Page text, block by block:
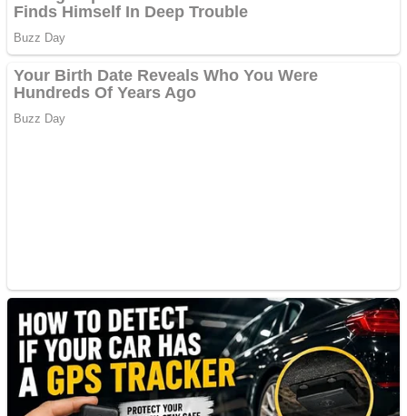
Bucuresti. Curatare
profesionala